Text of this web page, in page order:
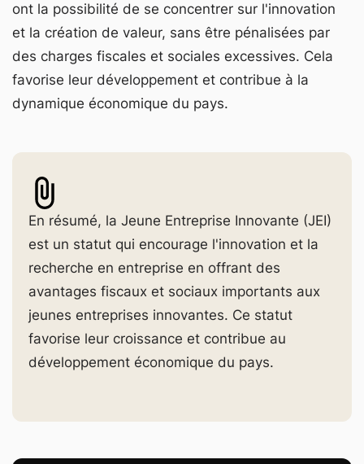
ont la possibilité de se concentrer sur l'innovation
et la création de valeur, sans être pénalisées par
des charges fiscales et sociales excessives. Cela
favorise leur développement et contribue à la
dynamique économique du pays.
En résumé, la Jeune Entreprise Innovante (JEI)
est un statut qui encourage l'innovation et la
recherche en entreprise en offrant des
avantages fiscaux et sociaux importants aux
jeunes entreprises innovantes. Ce statut
favorise leur croissance et contribue au
développement économique du pays.